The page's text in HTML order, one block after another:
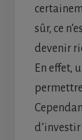
sûr, ce
devenir
En effet,